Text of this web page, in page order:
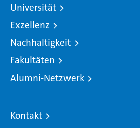
Universität
Exzellenz
Nachhaltigkeit
Fakultäten
Alumni-Netzwerk
Kontakt